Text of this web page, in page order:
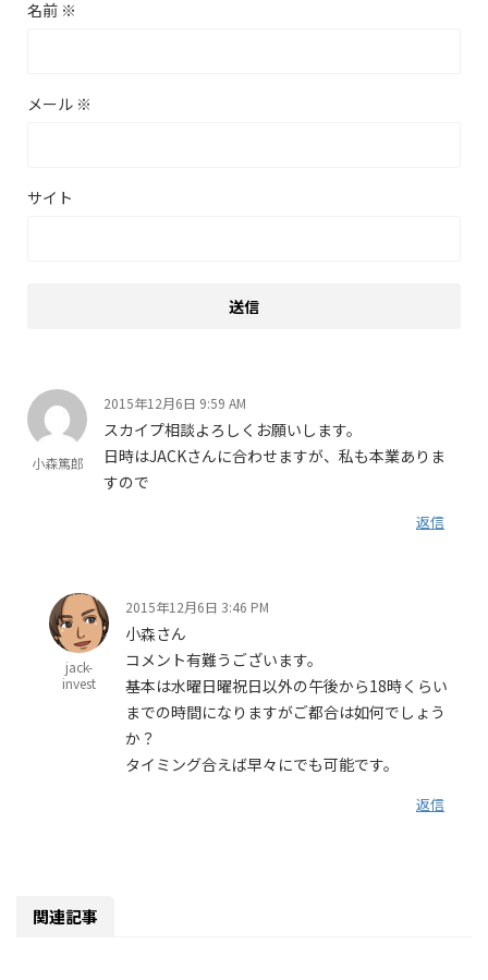
名前 ※
メール ※
サイト
小森篤郎
2015年12月6日 9:59 AM
スカイプ相談よろしくお願いします。
日時はJACKさんに合わせますが、私も本業ありま
すので
返信
jack-
invest
2015年12月6日 3:46 PM
小森さん
コメント有難うございます。
基本は水曜日曜祝日以外の午後から18時くらい
までの時間になりますがご都合は如何でしょう
か？
タイミング合えば早々にでも可能です。
返信
関連記事